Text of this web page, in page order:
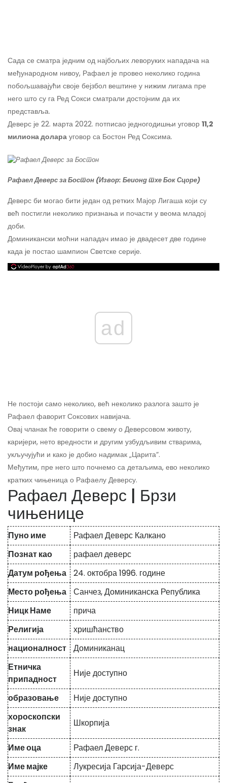
Сада се сматра једним од најбољих леворуких нападача на
међународном нивоу, Рафаел је провео неколико година
побољшавајући своје бејзбол вештине у нижим лигама пре
него што су га Ред Сокси сматрали достојним да их
представља.
Деверс је 22. марта 2022. потписао једногодишњи уговор 11,2
милиона долара уговор са Бостон Ред Соксима.
Рафаел Деверс за Бостон (Извор: Беионд тхе Бок Сцоре)
Деверс би могао бити један од ретких Мајор Лигаша који су
већ постигли неколико признања и почасти у веома младој
доби.
Доминикански моћни нападач имао је двадесет две године
када је постао шампион Светске серије.
ad
Не постоји само неколико, већ неколико разлога зашто је
Рафаел фаворит Соксових навијача.
Овај чланак ће говорити о свему о Деверсовом животу,
каријери, нето вредности и другим узбудљивим стварима,
укључујући и како је добио надимак „Царита“.
Међутим, пре него што почнемо са детаљима, ево неколико
кратких чињеница о Рафаелу Деверсу.
Рафаел Деверс | Брзи
чињенице
Пуно име
Рафаел Деверс Калкано
Познат као
рафаел деверс
Датум рођења
24. октобра 1996. године
Место рођења
Санчез, Доминиканска Република
Ницк Наме
прича
Религија
хришћанство
националност
Доминиканац
Етничка
припадност
Није доступно
образовање
Није доступно
хороскопски
знак
Шкорпија
Име оца
Рафаел Деверс г.
Име мајке
Лукресија Гарсија-Деверс